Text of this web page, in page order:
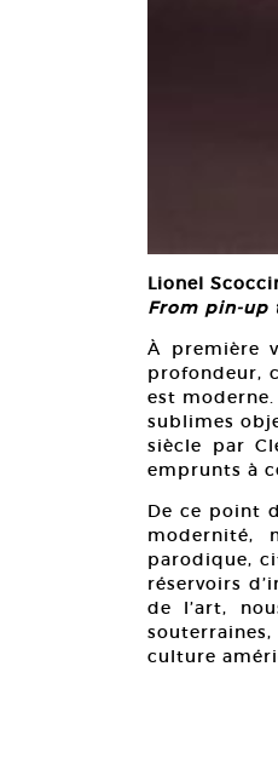
Lionel
From pin-up
À première
profondeur,
est
sublimes
siècle par
emprunts à
De ce point
modernité,
parodique,
réservoirs
de l’art,
culture